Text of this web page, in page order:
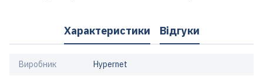
Характеристики Відгуки
Виробник Hypernet